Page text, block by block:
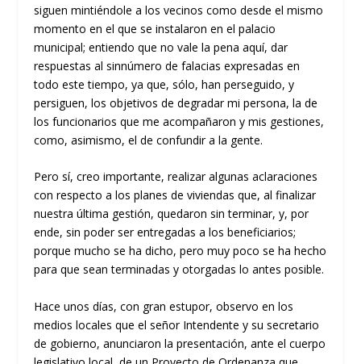
siguen mintiéndole a los vecinos como desde el mismo
momento en el que se instalaron en el palacio
municipal; entiendo que no vale la pena aquí, dar
respuestas al sinnúmero de falacias expresadas en
todo este tiempo, ya que, sólo, han perseguido, y
persiguen, los objetivos de degradar mi persona, la de
los funcionarios que me acompañaron y mis gestiones,
como, asimismo, el de confundir a la gente.
Pero sí, creo importante, realizar algunas aclaraciones
con respecto a los planes de viviendas que, al finalizar
nuestra última gestión, quedaron sin terminar, y, por
ende, sin poder ser entregadas a los beneficiarios;
porque mucho se ha dicho, pero muy poco se ha hecho
para que sean terminadas y otorgadas lo antes posible.
Hace unos días, con gran estupor, observo en los
medios locales que el señor Intendente y su secretario
de gobierno, anunciaron la presentación, ante el cuerpo